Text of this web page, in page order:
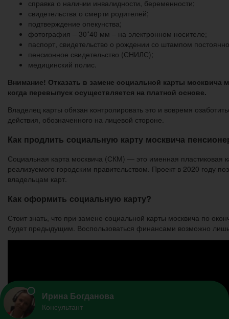
справка о наличии инвалидности, беременности;
свидетельства о смерти родителей;
подтверждение опекунства;
фотография – 30*40 мм – на электронном носителе;
паспорт, свидетельство о рождении со штампом
пенсионное свидетельство (СНИЛС);
медицинский полис.
Внимание! Отказать в замене социальной карты москвича
когда перевыпуск осуществляется на платной основе.
Владелец карты обязан контролировать это и вовремя
действия, обозначенного на лицевой стороне.
Как продлить социальную карту москвича
Социальная карта москвича (СКМ) — это именная пластиковая
реализуемого городским правительством. Проект в 2020 году
владельцам карт.
Как оформить социальную карту?
Стоит знать, что при замене социальной карты москвича по
будет предыдущим. Воспользоваться финансами возможно